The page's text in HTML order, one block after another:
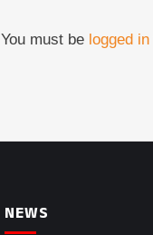
You must be logged in
NEWS